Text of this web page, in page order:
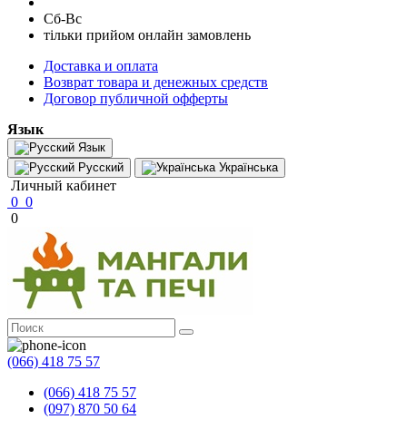
Сб-Вс
тільки прийом онлайн замовлень
Доставка и оплата
Возврат товара и денежных средств
Договор публичной офферты
Язык
Язык
Русский
Українська
Личный кабинет
0 0
0
(066) 418 75 57
(066) 418 75 57
(097) 870 50 64